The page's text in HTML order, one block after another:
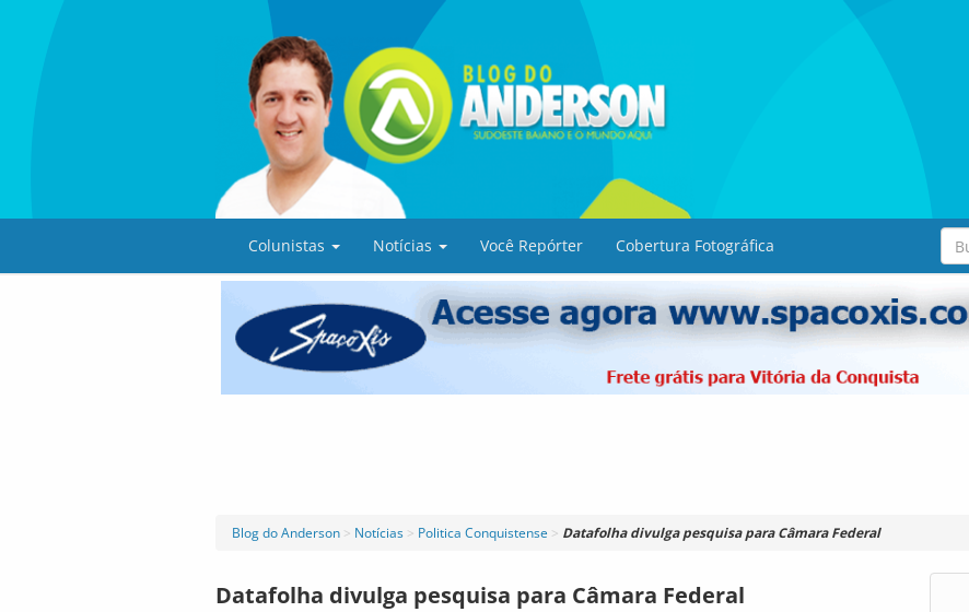
Colunistas Notícias Você Repórter Cobertura Fotográfica
Blog do Anderson > Notícias > Politica Conquistense > Datafolha divulga pesquisa para Câmara Federal
Datafolha divulga pesquisa para Câmara Federal